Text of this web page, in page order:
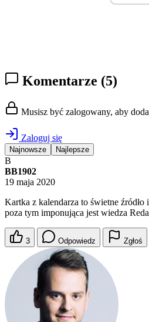
Komentarze (5)
Musisz być zalogowany, aby
Zaloguj się
Najnowsze Najlepsze
B
BB1902
19 maja 2020
Kartka z kalendarza to świetne
poza tym imponująca jest wiedza
3 Odpowiedz Zgłoś